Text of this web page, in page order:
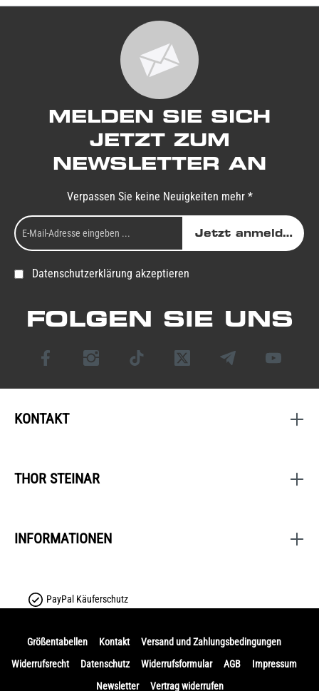
MELDEN SIE SICH
JETZT ZUM
NEWSLETTER AN
Verpassen Sie keine Neuigkeiten mehr *
Jetzt anmelden
Datenschutzerklärung akzeptieren
FOLGEN SIE UNS
KONTAKT
THOR STEINAR
INFORMATIONEN
PayPal Käuferschutz
Größentabellen Kontakt
Versand und Zahlungsbedingungen
Widerrufsrecht
Datenschutz Widerrufsformular AGB
Impressum
Newsletter
Vertrag widerrufen